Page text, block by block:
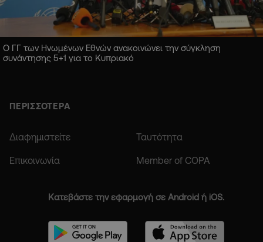
Ο ΓΓ των Ηνωμένων Εθνών ανακοινώνει την σύγκληση
συνάντησης 5+1 για το Κυπριακό
ΠΕΡΙΣΣΟΤΕΡΑ
Διαφημιστείτε Ταυτότητα
Επικοινωνία Member of COPA
Κατεβάστε την εφαρμογή σε Android ή iOS.